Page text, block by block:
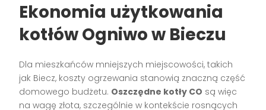
Ekonomia użytkowania
kotłów Ogniwo w Bieczu
Dla mieszkańców mniejszych miejscowości, takich
jak Biecz, koszty ogrzewania stanowią znaczną część
domowego budżetu. Oszczędne kotły CO są więc
na wagę złota, szczególnie w kontekście rosnących